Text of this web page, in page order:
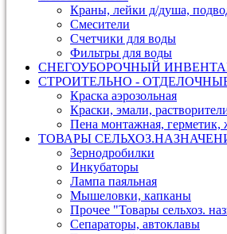
Краны, лейки д/душа,
Смесители
Счетчики для воды
Фильтры для воды
СНЕГОУБОРОЧНЫЙ
СТРОИТЕЛЬНО -
Краска аэрозольная
Краски, эмали,
Пена монтажная, герметик,
ТОВАРЫ
Зернодробилки
Инкубаторы
Лампа паяльная
Мышеловки, капканы
Прочее "Товары сельхоз.
Сепараторы, автоклавы